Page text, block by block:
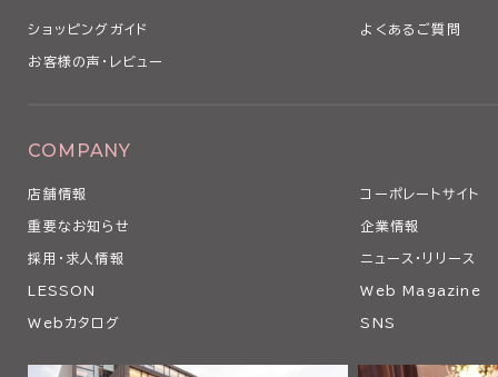
ショッピングガイド よくあるご質問
お客様の声・レビュー
COMPANY
店舗情報 コーポレートサイト
重要なお知らせ 企業情報
採用・求人情報 ニュース・リリース
LESSON Web Magazine
Webカタログ SNS